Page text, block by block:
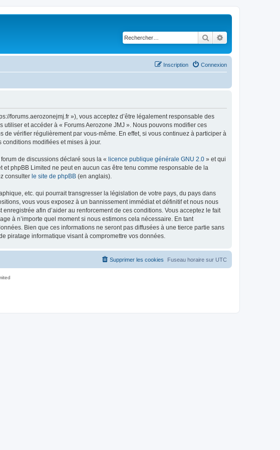
Rechercher
Connexion
Inscription
forums.aerozonejmj.fr »), vous acceptez d’être légalement responsable des
et accéder à « Forums Aerozone JMJ ». Nous pouvons modifier ces
vérifier régulièrement par vous-même. En effet, si vous continuez à participer à
modifiées et mises à jour.
de discussions déclaré sous la « licence publique générale GNU 2.0 » et qui
phpBB Limited ne peut en aucun cas être tenu comme responsable de la
consulter le site de phpBB (en anglais).
etc. qui pourrait transgresser la législation de votre pays, du pays dans
vous vous exposez à un bannissement immédiat et définitif et nous nous
afin d’aider au renforcement de ces conditions. Vous acceptez le fait
à n’importe quel moment si nous estimons cela nécessaire. En tant
Bien que ces informations ne seront pas diffusées à une tierce partie sans
piratage informatique visant à compromettre vos données.
Fuseau horaire sur UTC
Supprimer les cookies